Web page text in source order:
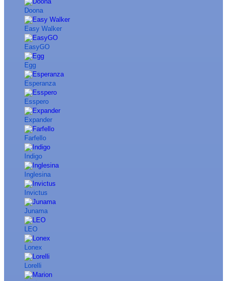
Doona
Easy Walker
EasyGO
Egg
Esperanza
Esspero
Expander
Farfello
Indigo
Inglesina
Invictus
Junama
LEO
Lonex
Lorelli